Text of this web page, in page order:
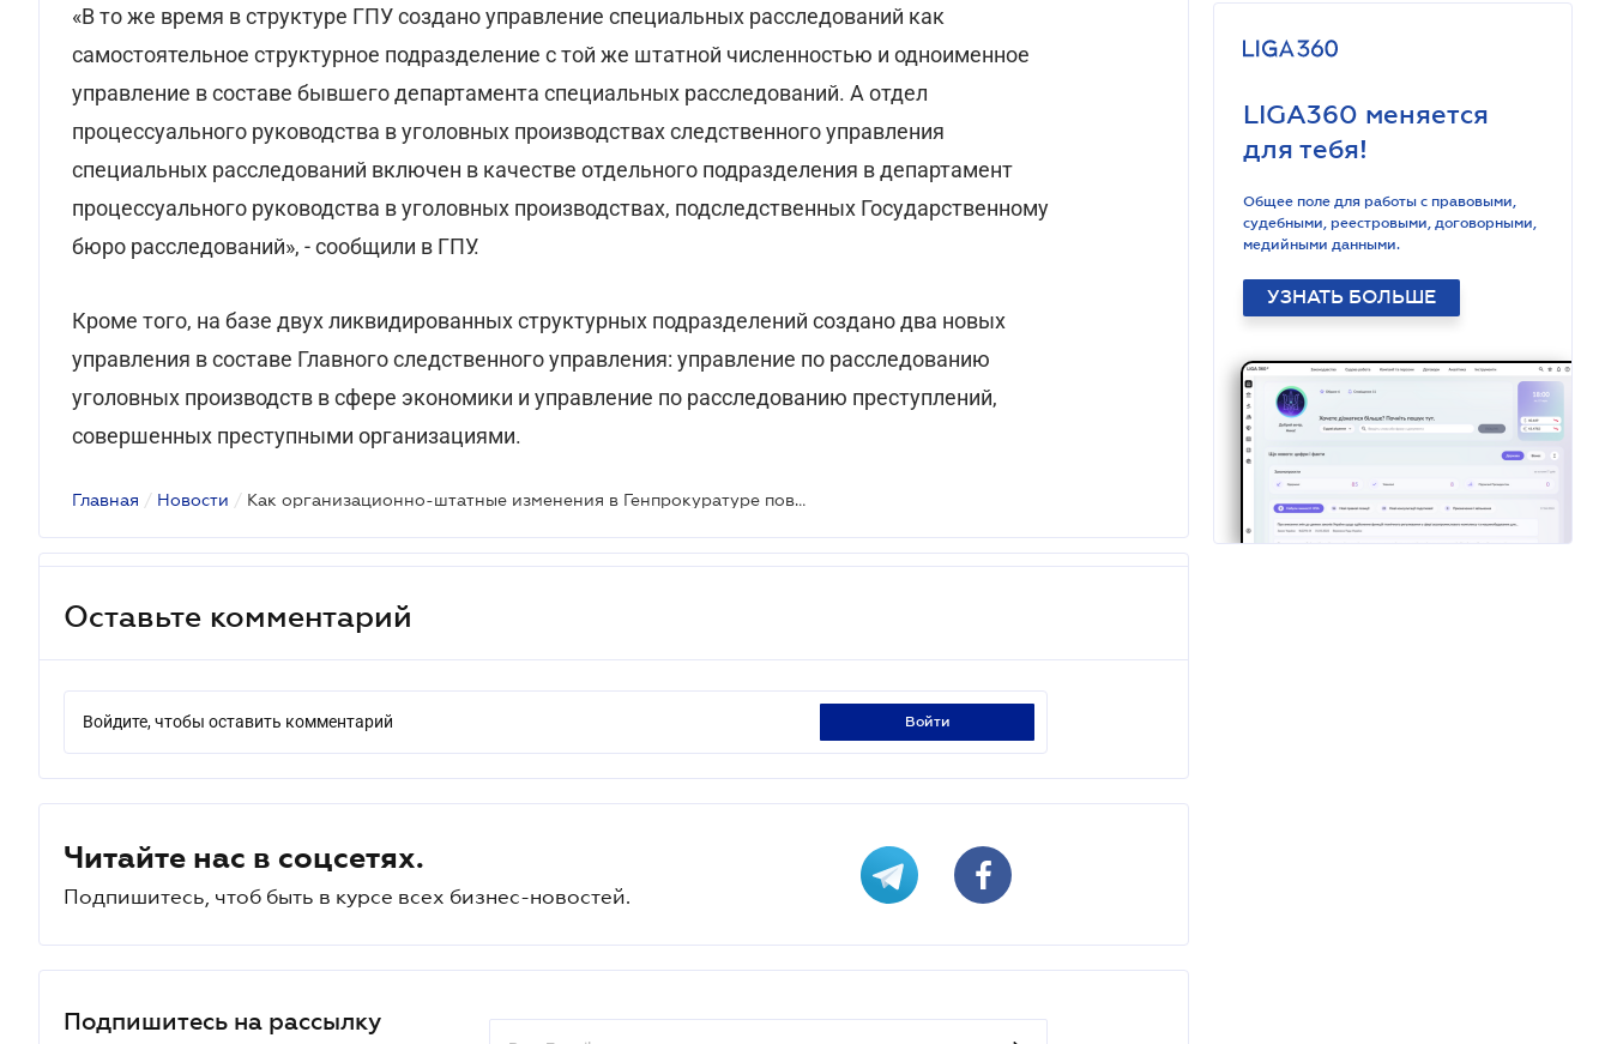
«В то же время в структуре ГПУ создано управление специальных расследований как
самостоятельное структурное подразделение с той же штатной численностью и одноименное
управление в составе бывшего департамента специальных расследований. А отдел
процессуального руководства в уголовных производствах следственного управления
специальных расследований включен в качестве отдельного подразделения в департамент
процессуального руководства в уголовных производствах, подследственных Государственному
бюро расследований», - сообщили в ГПУ.
Кроме того, на базе двух ликвидированных структурных подразделений создано два новых
управления в составе Главного следственного управления: управление по расследованию
уголовных производств в сфере экономики и управление по расследованию преступлений,
совершенных преступными организациями.
Главная / Новости / Как организационно-штатные изменения в Генпрокуратуре повлияют на бизнес?
Оставьте комментарий
Войдите, чтобы оставить комментарий войти
Читайте нас в соцсетях.
Подпишитесь, чтоб быть в курсе всех бизнес-новостей.
Подпишитесь на рассылку
LIGA360 меняется
для тебя!
Общее поле для работы с правовыми,
судебными, реестровыми, договорными,
медийными данными.
УЗНАТЬ БОЛЬШЕ